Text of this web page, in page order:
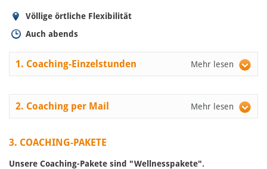
Völlige örtliche Flexibilität
Auch abends
1. Coaching-Einzelstunden
2. Coaching per Mail
3. COACHING-PAKETE
Unsere Coaching-Pakete sind "Wellnesspakete".